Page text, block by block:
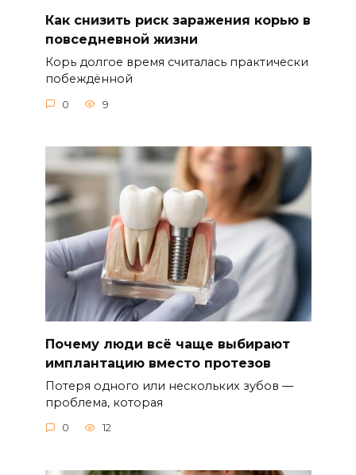
Как снизить риск заражения корью в
повседневной жизни
Корь долгое время считалась практически
побеждённой
0 9
Почему люди всё чаще выбирают
имплантацию вместо протезов
Потеря одного или нескольких зубов —
проблема, которая
0 12